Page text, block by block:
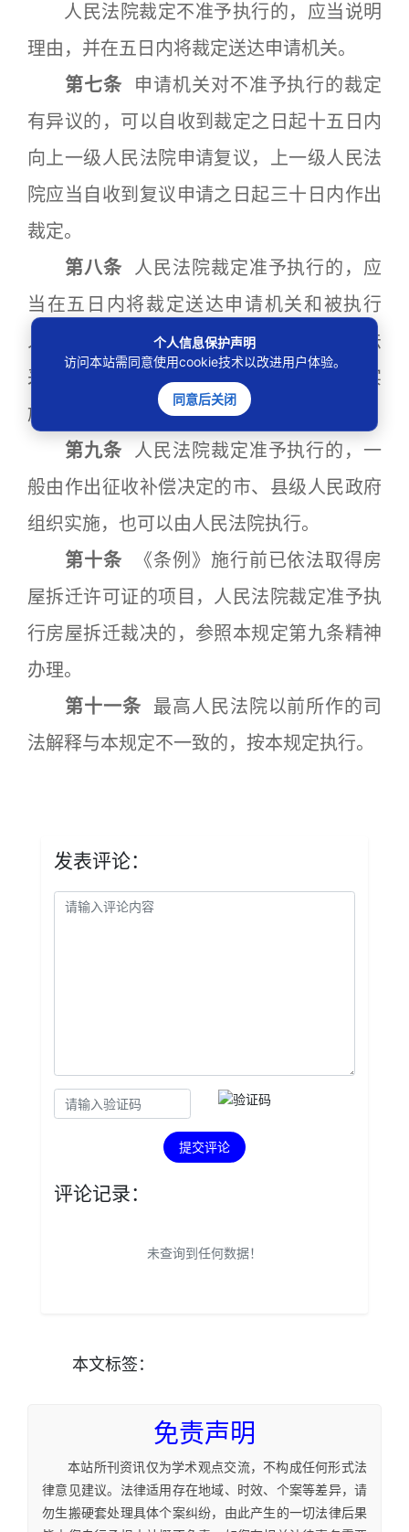
人民法院裁定不准予执行的，应当说明
理由，并在五日内将裁定送达申请机关。
第七条 申请机关对不准予执行的裁定
有异议的，可以自收到裁定之日起十五日内
向上一级人民法院申请复议，上一级人民法
院应当自收到复议申请之日起三十日内作出
裁定。
第八条 人民法院裁定准予执行的，应
当在五日内将裁定送达申请机关和被执行
人，并可以根据实际情况建议申请机关依法
采取必要措施，保障征收与补偿活动顺利实
施。
第九条人民法院裁定准予执行的，一
般由作出征收补偿决定的市、县级人民政府
组织实施，也可以由人民法院执行。
第十条 《条例》施行前已依法取得房
屋拆迁许可证的项目，人民法院裁定准予执
行房屋拆迁裁决的，参照本规定第九条精神
办理。
第十一条 最高人民法院以前所作的司
法解释与本规定不一致的，按本规定执行。
发表评论：
提交评论
评论记录：
未查询到任何数据！
本文标签：
免责声明
本站所刊资讯仅为学术观点交流，不构成任何形式法
律意见建议。法律适用存在地域、时效、个案等差异，请
勿生搬硬套处理具体个案纠纷，由此产生的一切法律后果
个人信息保护声明
访问本站需同意使用cookie技术以改进用户体验。
同意后关闭